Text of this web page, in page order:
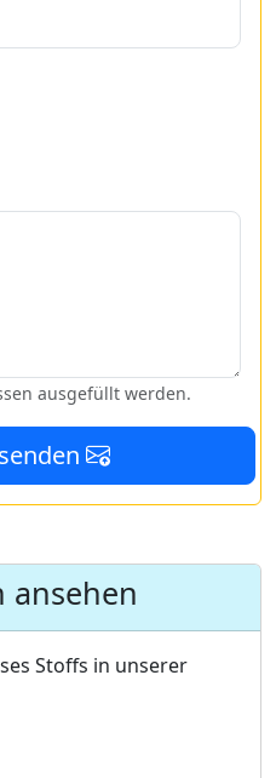
ausgefüllt werden.
ansehen
Stoffs in unserer